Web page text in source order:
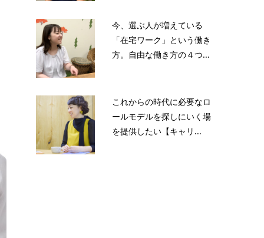
今、選ぶ人が増えている
「在宅ワーク」という働き
方。自由な働き方の４つ...
これからの時代に必要なロ
ールモデルを探しにいく場
を提供したい【キャリ...